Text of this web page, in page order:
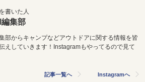
書いた人
集部
部からキャンプなどアウトドアに関する情報を皆
えしていきます！Instagramもやってるので見て
記事一覧へ Instagramへ